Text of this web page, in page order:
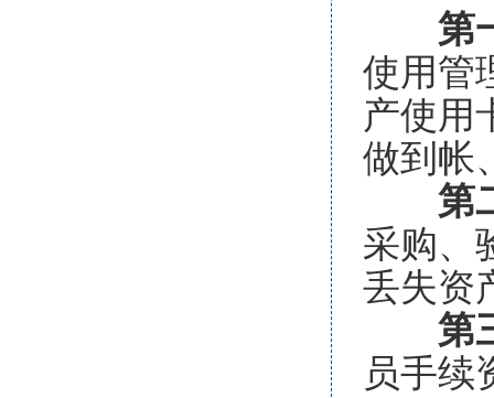
第
使用管
产使用
做到帐
第
采购、
丢失资
第
员手续